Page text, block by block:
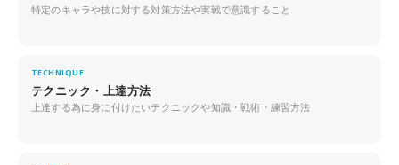
特定のキャラや技に対する対策方法や実戦で意識すること
TECHNIQUE
テクニック・上達方法
上達する為に身に付けたいテクニックや知識・戦術・練習方法